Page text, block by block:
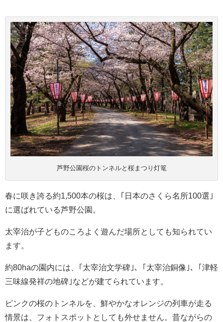
芦野公園桜のトンネルと桜まつり灯篭
春に咲き誇る約1,500本の桜は、｢日本のさくら名所100選｣
に選ばれている芦野公園。
太宰治が子どものころよく遊んだ場所としても知られてい
ます。
約80haの園内には、｢太宰治文学碑｣、｢太宰治銅像｣、｢津軽
三味線発祥の地碑｣などが建てられています。
ピンクの桜のトンネルを、鮮やかなオレンジの列車が走る
情景は、フォトスポットとしても外せません。昔ながらの